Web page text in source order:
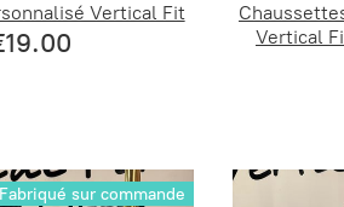
Vertical Fit
Vertical
Fabriqué sur commande